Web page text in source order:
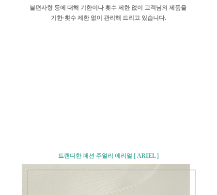
불편사항 등에 대해 기한이나 횟수 제한 없이 고객님의 제품을
기한·횟수 제한 없이 관리해 드리고 있습니다.
트랜디한 패션 주얼리 에리얼 [ ARIEL ]